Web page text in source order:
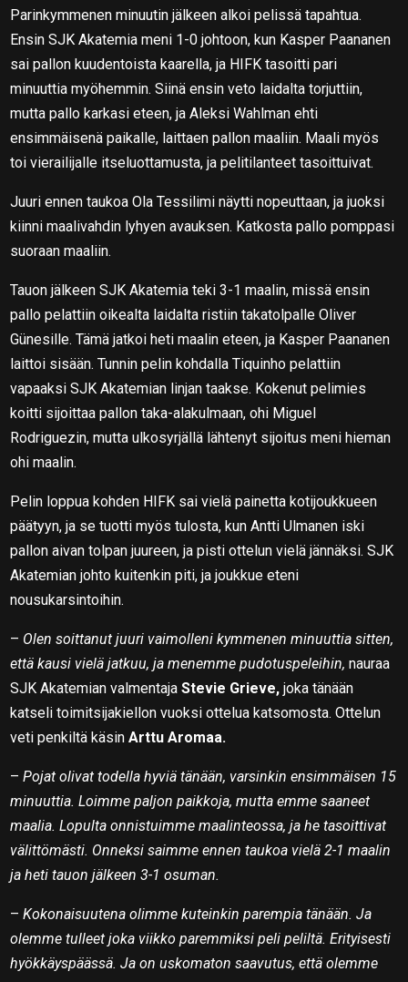
Parinkymmenen minuutin jälkeen alkoi pelissä tapahtua.
Ensin SJK Akatemia meni 1-0 johtoon, kun Kasper Paananen
sai pallon kuudentoista kaarella, ja HIFK tasoitti pari
minuuttia myöhemmin. Siinä ensin veto laidalta torjuttiin,
mutta pallo karkasi eteen, ja Aleksi Wahlman ehti
ensimmäisenä paikalle, laittaen pallon maaliin. Maali myös
toi vierailijalle itseluottamusta, ja pelitilanteet tasoittuivat.
Juuri ennen taukoa Ola Tessilimi näytti nopeuttaan, ja juoksi
kiinni maalivahdin lyhyen avauksen. Katkosta pallo pomppasi
suoraan maaliin.
Tauon jälkeen SJK Akatemia teki 3-1 maalin, missä ensin
pallo pelattiin oikealta laidalta ristiin takatolpalle Oliver
Günesille. Tämä jatkoi heti maalin eteen, ja Kasper Paananen
laittoi sisään. Tunnin pelin kohdalla Tiquinho pelattiin
vapaaksi SJK Akatemian linjan taakse. Kokenut pelimies
koitti sijoittaa pallon taka-alakulmaan, ohi Miguel
Rodriguezin, mutta ulkosyrjällä lähtenyt sijoitus meni hieman
ohi maalin.
Pelin loppua kohden HIFK sai vielä painetta kotijoukkueen
päätyyn, ja se tuotti myös tulosta, kun Antti Ulmanen iski
pallon aivan tolpan juureen, ja pisti ottelun vielä jännäksi. SJK
Akatemian johto kuitenkin piti, ja joukkue eteni
nousukarsintoihin.
– Olen soittanut juuri vaimolleni kymmenen minuuttia sitten,
että kausi vielä jatkuu, ja menemme pudotuspeleihin, nauraa
SJK Akatemian valmentajaStevie Grieve, joka tänään
katseli toimitsijakiellon vuoksi ottelua katsomosta. Ottelun
veti penkiltä käsinArttu Aromaa.
–Pojat olivat todella hyviä tänään, varsinkin ensimmäisen 15
minuuttia. Loimme paljon paikkoja, mutta emme saaneet
maalia. Lopulta onnistuimme maalinteossa, ja he tasoittivat
välittömästi. Onneksi saimme ennen taukoa vielä 2-1 maalin
ja heti tauon jälkeen 3-1 osuman.
–Kokonaisuutena olimme kuteinkin parempia tänään. Ja
olemme tulleet joka viikko paremmiksi peli peliltä. Erityisesti
hyökkäyspäässä. Ja on uskomaton saavutus, että olemme